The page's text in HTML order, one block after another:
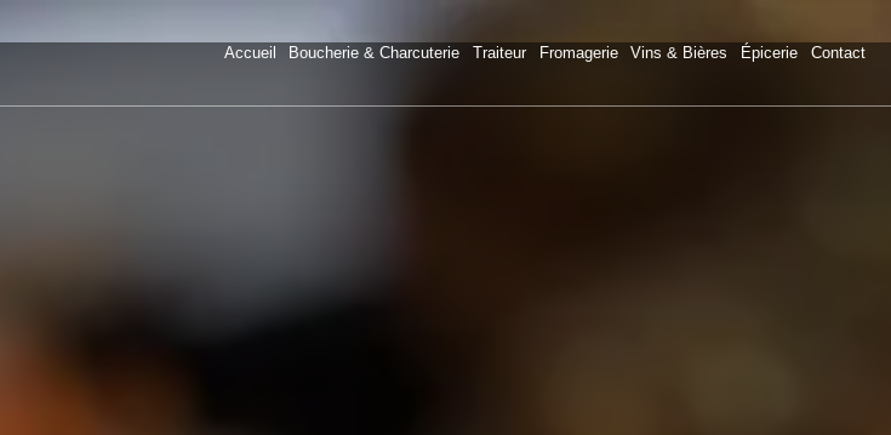
Accueil Boucherie & Charcuterie Traiteur Fromagerie Vins & Bières Épicerie Contact